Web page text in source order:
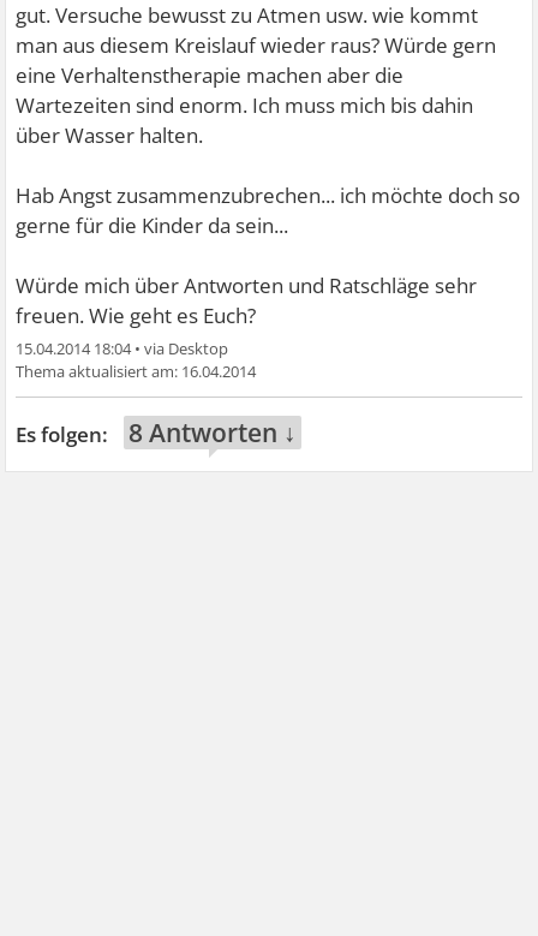
gut. Versuche bewusst zu Atmen usw. wie kommt
man aus diesem Kreislauf wieder raus? Würde gern
eine Verhaltenstherapie machen aber die
Wartezeiten sind enorm. Ich muss mich bis dahin
über Wasser halten.
Hab Angst zusammenzubrechen... ich möchte doch so
gerne für die Kinder da sein...
Würde mich über Antworten und Ratschläge sehr
freuen. Wie geht es Euch?
15.04.2014 18:04•
16.04.2014
8 Antworten ↓